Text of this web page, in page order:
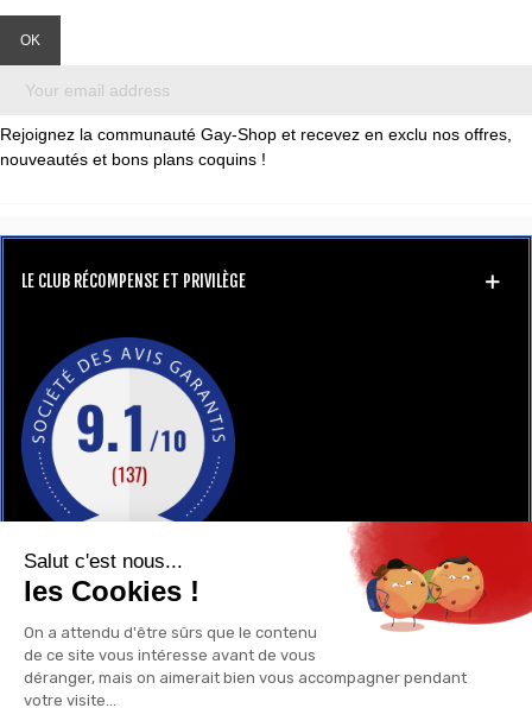
Rejoignez la communauté Gay-Shop et recevez en exclu nos offres,
nouveautés et bons plans coquins !
LE CLUB RÉCOMPENSE ET PRIVILÈGE
UN RENSEIGNEMENT ?